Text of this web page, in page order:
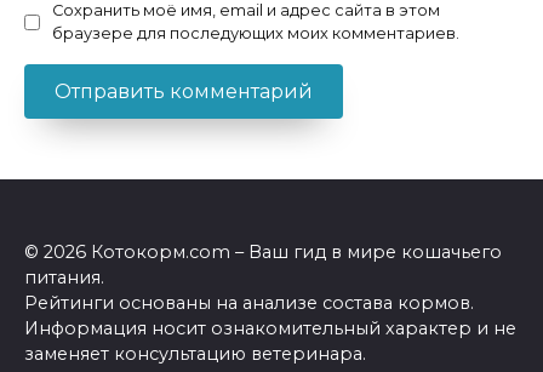
Сохранить моё имя, email и адрес сайта в этом
браузере для последующих моих комментариев.
© 2026 Котокорм.com – Ваш гид в мире кошачьего
питания.
Рейтинги основаны на анализе состава кормов.
Информация носит ознакомительный характер и не
заменяет консультацию ветеринара.